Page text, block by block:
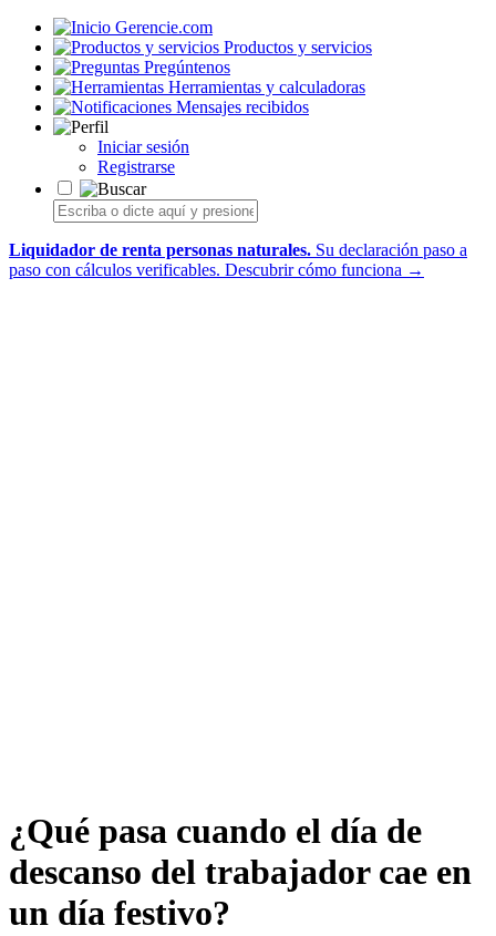
Gerencie.com
Productos y servicios
Pregúntenos
Herramientas y calculadoras
Mensajes recibidos
Iniciar sesión
Registrarse
Liquidador de renta personas naturales. Su declaración paso a
paso con cálculos verificables. Descubrir cómo funciona →
¿Qué pasa cuando el día de
descanso del trabajador cae en
un día festivo?